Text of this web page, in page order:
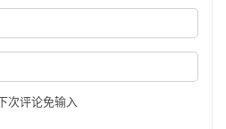
次评论免输入